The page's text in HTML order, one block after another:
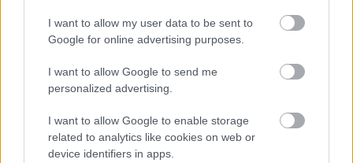
I want to allow my user data to be sent to
Google for online advertising purposes.
I want to allow Google to send me
personalized advertising.
I want to allow Google to enable storage
related to analytics like cookies on web or
device identifiers in apps.
puntos, te traemos cinco opciones por menos de 1 millón de euros.